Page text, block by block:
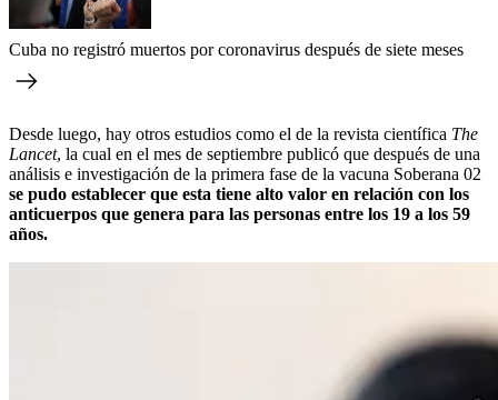
Cuba no registró muertos por coronavirus después de siete meses
Desde luego, hay otros estudios como el de la revista científica The
Lancet, la cual en el mes de septiembre publicó que después de una
análisis e investigación de la primera fase de la vacuna Soberana 02
se pudo establecer que esta tiene alto valor en relación con los
anticuerpos que genera para las personas entre los 19 a los 59
años.